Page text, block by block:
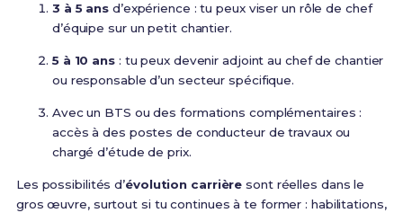
3 à 5 ans d’expérience : tu peux viser un rôle de chef
d’équipe sur un petit chantier.
5 à 10 ans: tu peux devenir adjoint au chef de chantier
ou responsable d’un secteur spécifique.
Avec un BTS ou des formations complémentaires :
accès à des postes de conducteur de travaux ou
chargé d’étude de prix.
Les possibilités d’évolution carrière sont réelles dans le
gros œuvre, surtout si tu continues à te former : habilitations,